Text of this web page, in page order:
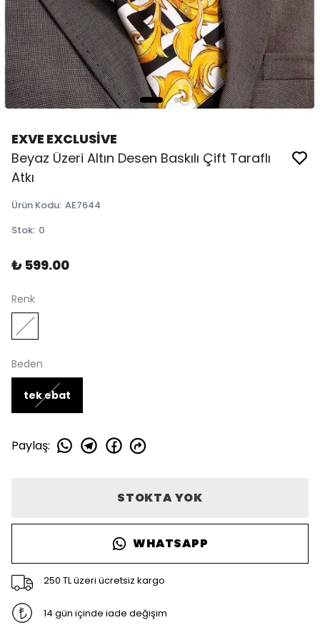
EXVE EXCLUSİVE
Beyaz Üzeri Altın Desen Baskılı Çift Taraflı
Atkı
Ürün Kodu: AE7644
Stok: 0
₺ 599.00
Renk
Beden
tek ebat
Paylaş:
STOKTA YOK
WHATSAPP
250 TL üzeri ücretsiz kargo
14 gün içinde iade değişim